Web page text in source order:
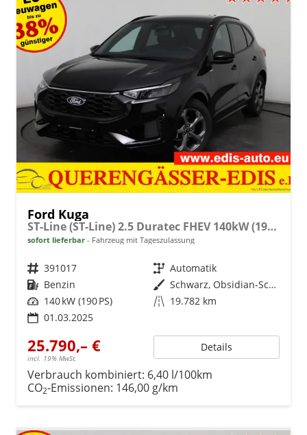
Ford Kuga
ST-Line (ST-Line) 2.5 Duratec FHEV 140kW (190 PS) Automatikgetriebe
sofort lieferbar Fahrzeug mit Tageszulassung
Fahrzeugnr. 391017 Getriebe Automatik
Kraftstoff Benzin Außenfarbe
Schwarz, Obsidian-Schwarz Metallic (PN4GM0)
Leistung 140 kW (190 PS) Kilometerstand 19.782 km
01.03.2025
25.790,– €
incl. 19% MwSt.
Details
Verbrauch kombiniert: 6,40 l/100km
CO2-Emissionen: 146,00 g/km